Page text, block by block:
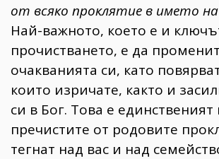
от всяко проклятие в името
Най-важното, което е и
прочистването, е да
очакванията си, като
които изричате, както и
си в Бог. Това е единственият
пречистите от родовите
тегнат над вас и над